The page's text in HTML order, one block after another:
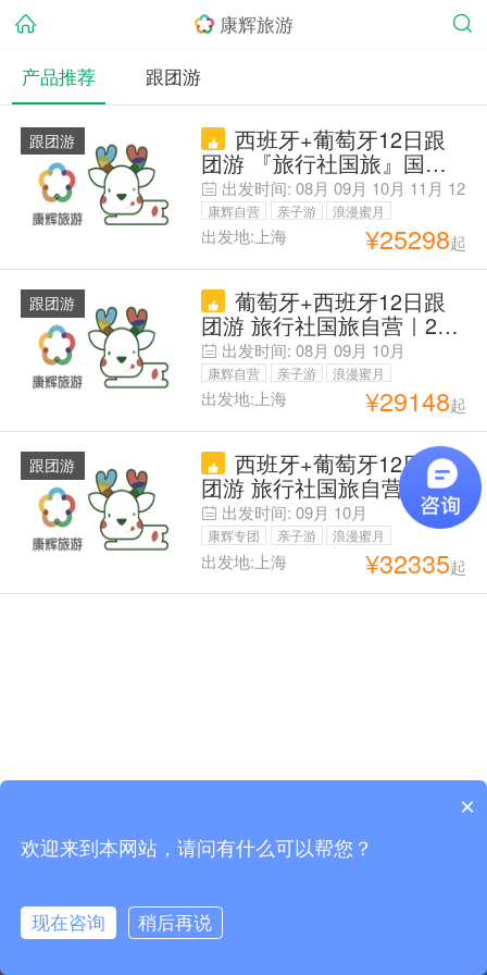
康辉旅游
产品推荐
跟团游
跟团游 西班牙+葡萄牙12日跟
团游 『旅行社国旅』国航
联运|内陆火车|9大官导体
验|经典景点入内|5顿特色
餐|赠WIFI&转换插头
出发时间: 08月 09月 10月 11月 12
月康辉自营 亲子游
浪漫蜜月
父母安心游
出发地:上海 ¥25298起
跟团游 葡萄牙+西班牙12日跟
团游 旅行社国旅自营｜26
人团品质小团｜马德里市区
酒店 连住两晚｜全程酒店
出发时间: 08月 09月 10月
康辉自营 亲子游
浪漫蜜月
父母安心游
出发地:上海 ¥29148起
跟团游 西班牙+葡萄牙12日跟
团游 旅行社国旅自营｜高
品质小团｜内陆高铁｜不走
回头路｜巴塞市区酒店 连
住3晚 全程酒店
出发时间: 09月 10月
康辉专团 亲子游
浪漫蜜月
父母安心游
出发地:上海 ¥32335起
×
欢迎来到本网站，请问有什么可以帮您？
现在咨询 稍后再说